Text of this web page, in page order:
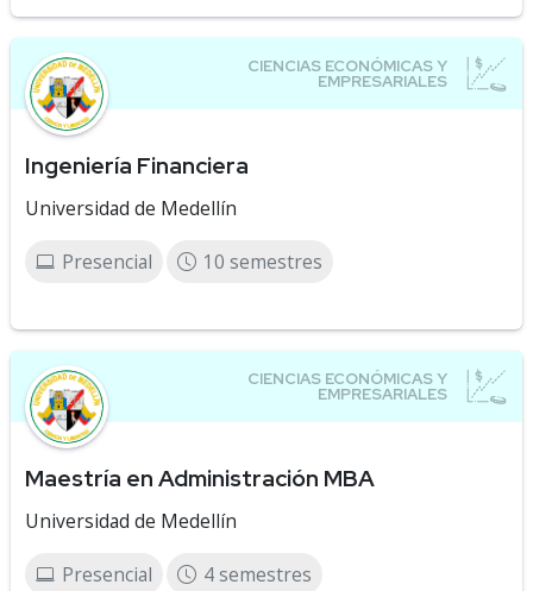
Ingeniería Financiera
Universidad de Medellín
Presencial 10 semestres
Maestría en Administración MBA
Universidad de Medellín
Presencial 4 semestres